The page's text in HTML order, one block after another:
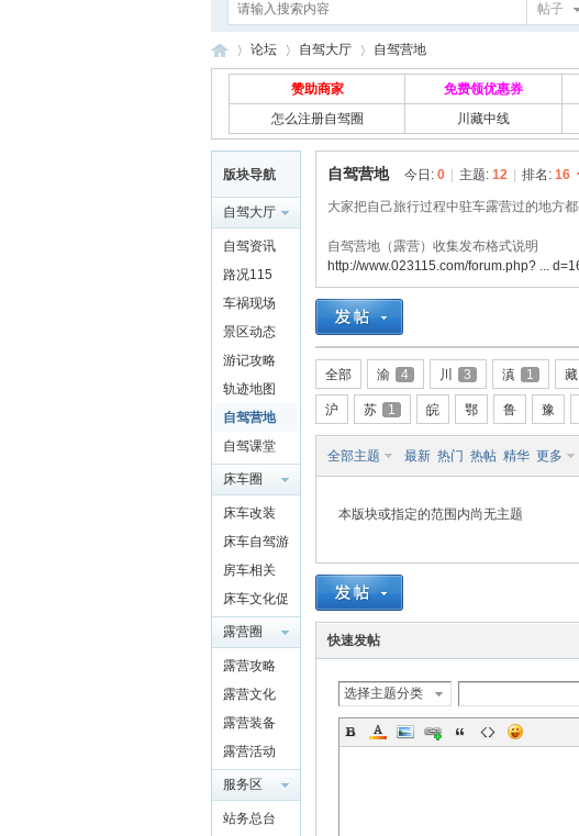
帖子
自
驾
»
论坛
›
自驾大厅
›
自驾营地
赞助商家 免费领优惠券
怎么注册自驾圈
川藏中线
版块导航
自驾大厅
自驾资讯
路况115
车祸现场
景区动态
游记攻略
轨迹地图
自驾营地
自驾课堂
床车圈
QQ群
4697975
91
床车改装
床车自驾游
房车相关
床车文化促
进交流
露营圈
露营攻略
露营文化
露营装备
露营活动
服务区
站务总台
自驾营地 今日: 0 主题: 12 排名: 16
大家把自己旅行过程中驻车露营过的地方
自驾营地（露营）收集发布格式说明
http://www.023115.com/forum.php? ...
全部 渝 4 川 3 滇 1 藏
沪 苏 1 皖 鄂 鲁 豫
全部主题 最新 热门 热帖 精华 更多
本版块或指定的范围内尚无主题
快速发帖
选择主题分类